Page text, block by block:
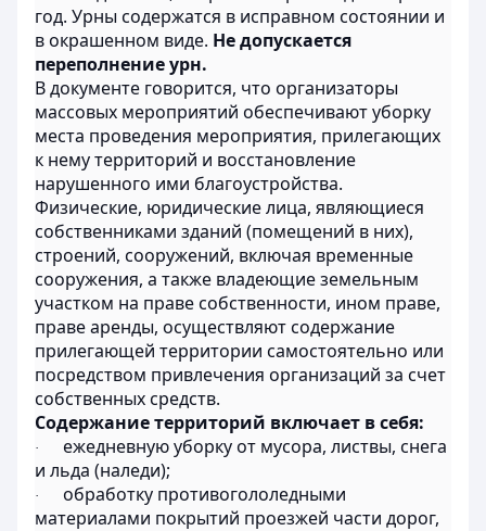
год. Урны содержатся в исправном состоянии и
в окрашенном виде. Не допускается
переполнение урн.
В документе говорится, что организаторы
массовых мероприятий обеспечивают уборку
места проведения мероприятия, прилегающих
к нему территорий и восстановление
нарушенного ими благоустройства.
Физические, юридические лица, являющиеся
собственниками зданий (помещений в них),
строений, сооружений, включая временные
сооружения, а также владеющие земельным
участком на праве собственности, ином праве,
праве аренды, осуществляют содержание
прилегающей территории самостоятельно или
посредством привлечения организаций за счет
собственных средств.
Содержание территорий включает в себя:
·
ежедневную уборку от мусора, листвы, снега
и льда (наледи);
·
обработку противогололедными
материалами покрытий проезжей части дорог,